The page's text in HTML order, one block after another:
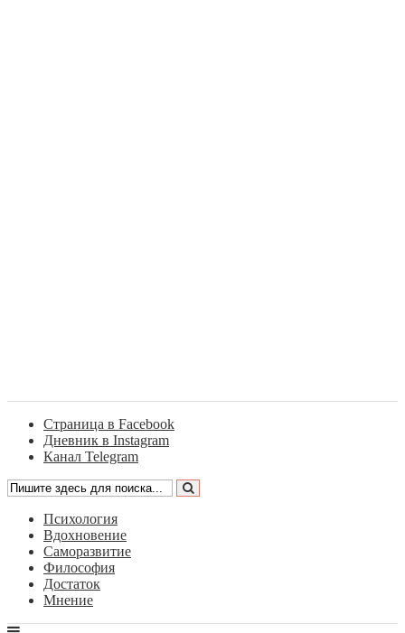
Страница в Facebook
Дневник в Instagram
Канал Telegram
Психология
Вдохновение
Саморазвитие
Философия
Достаток
Мнение